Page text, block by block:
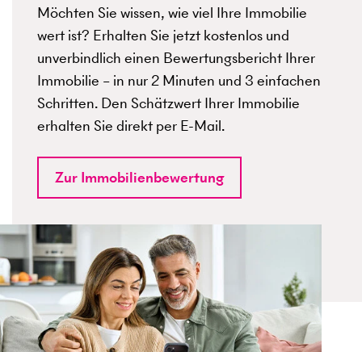
Möchten Sie wissen, wie viel Ihre Immobilie
wert ist? Erhalten Sie jetzt kostenlos und
unverbindlich einen Bewertungsbericht Ihrer
Immobilie – in nur 2 Minuten und 3 einfachen
Schritten. Den Schätzwert Ihrer Immobilie
erhalten Sie direkt per E-Mail.
Zur Immobilienbewertung